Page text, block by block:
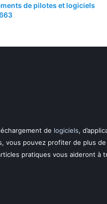
de pilotes et logiciels
de logiciels,
vous pouvez profiter de plus
pratiques vous aideront à